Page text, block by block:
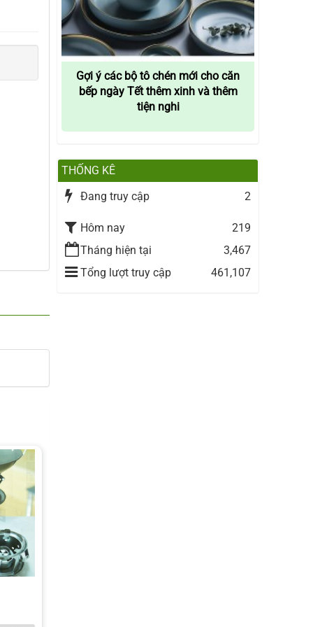
Gợi ý các bộ tô chén mới cho căn
bếp ngày Tết thêm xinh và thêm
tiện nghi
THỐNG KÊ
Đang truy cập
2
Hôm nay
219
Tháng hiện tại
3,467
Tổng lượt truy cập
461,107